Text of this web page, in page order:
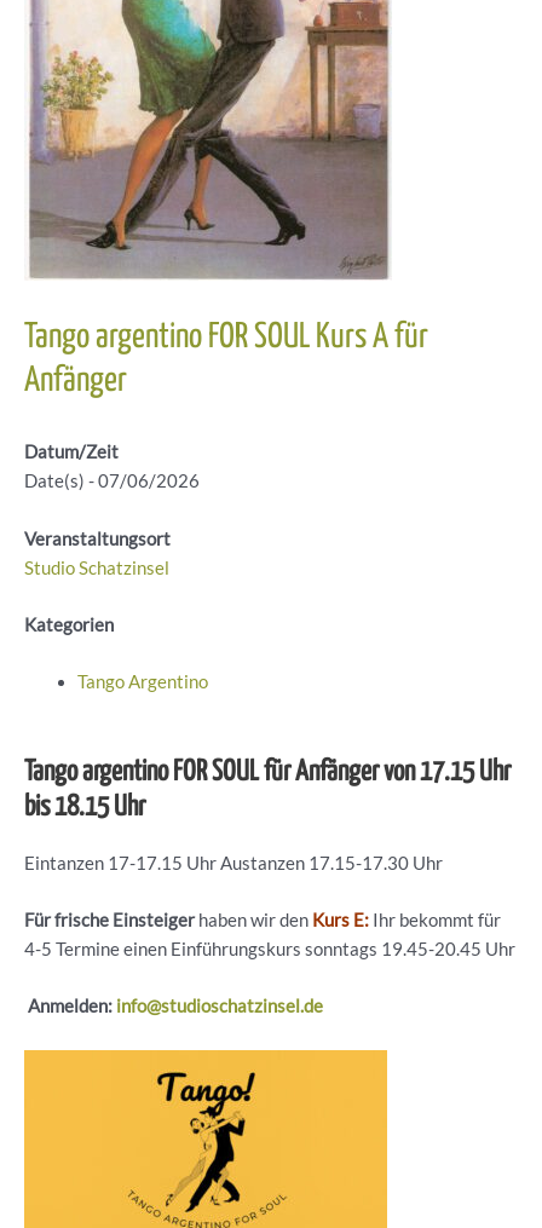
Tango argentino FOR SOUL Kurs A für
Anfänger
Datum/Zeit
Date(s) - 07/06/2026
Veranstaltungsort
Studio Schatzinsel
Kategorien
Tango Argentino
Tango argentino FOR SOUL für Anfänger von 17.15 Uhr
bis 18.15 Uhr
Eintanzen 17-17.15 Uhr Austanzen 17.15-17.30 Uhr
Für frische Einsteigerhaben wir den Kurs E: Ihr bekommt für
4-5 Termine einen Einführungskurs sonntags 19.45-20.45 Uhr
Anmelden: info@studioschatzinsel.de